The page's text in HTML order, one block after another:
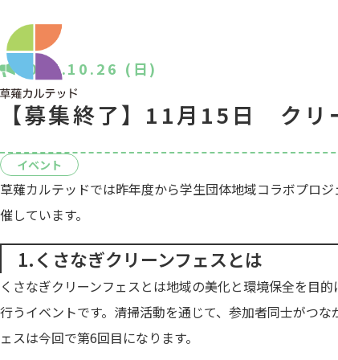
2025.10.26 (日)
【募集終了】11月15日 クリ
イベント
草薙カルテッドでは昨年度から学生団体地域コラボプロ
催しています。
1.くさなぎクリーンフェスとは
くさなぎクリーンフェスとは地域の美化と環境保全を目
行うイベントです。清掃活動を通じて、参加者同士がつ
ェスは今回で第6回目になります。